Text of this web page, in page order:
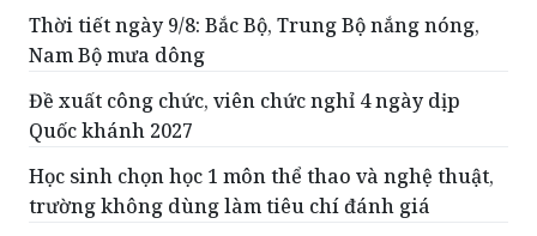
Thời tiết ngày 9/8: Bắc Bộ, Trung Bộ nắng nóng,
Nam Bộ mưa dông
Đề xuất công chức, viên chức nghỉ 4 ngày dịp
Quốc khánh 2027
Học sinh chọn học 1 môn thể thao và nghệ thuật,
trường không dùng làm tiêu chí đánh giá